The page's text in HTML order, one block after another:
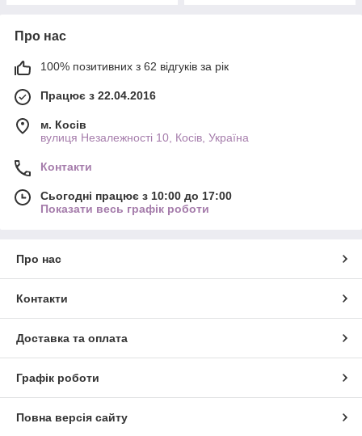
Про нас
100% позитивних з 62 відгуків за рік
Працює з 22.04.2016
м. Косів
вулиця Незалежності 10, Косів, Україна
Контакти
Сьогодні працює з 10:00 до 17:00
Показати весь графік роботи
Про нас
Контакти
Доставка та оплата
Графік роботи
Повна версія сайту